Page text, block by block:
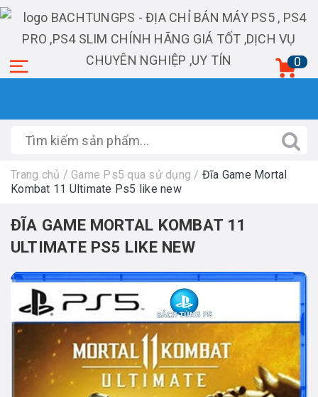
0
Trang chủ / Game Ps5 qua sử dụng / Đĩa Game Mortal
Kombat 11 Ultimate Ps5 like new
ĐĨA GAME MORTAL KOMBAT 11
ULTIMATE PS5 LIKE NEW